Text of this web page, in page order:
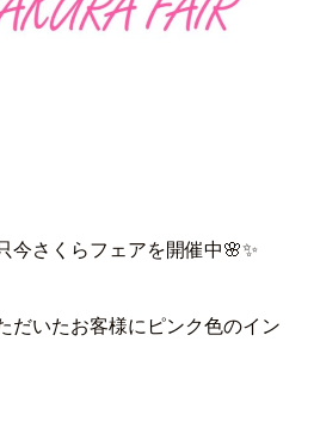
今さくらフェアを開催中🌸✨
だいたお客様にピンク色のイン